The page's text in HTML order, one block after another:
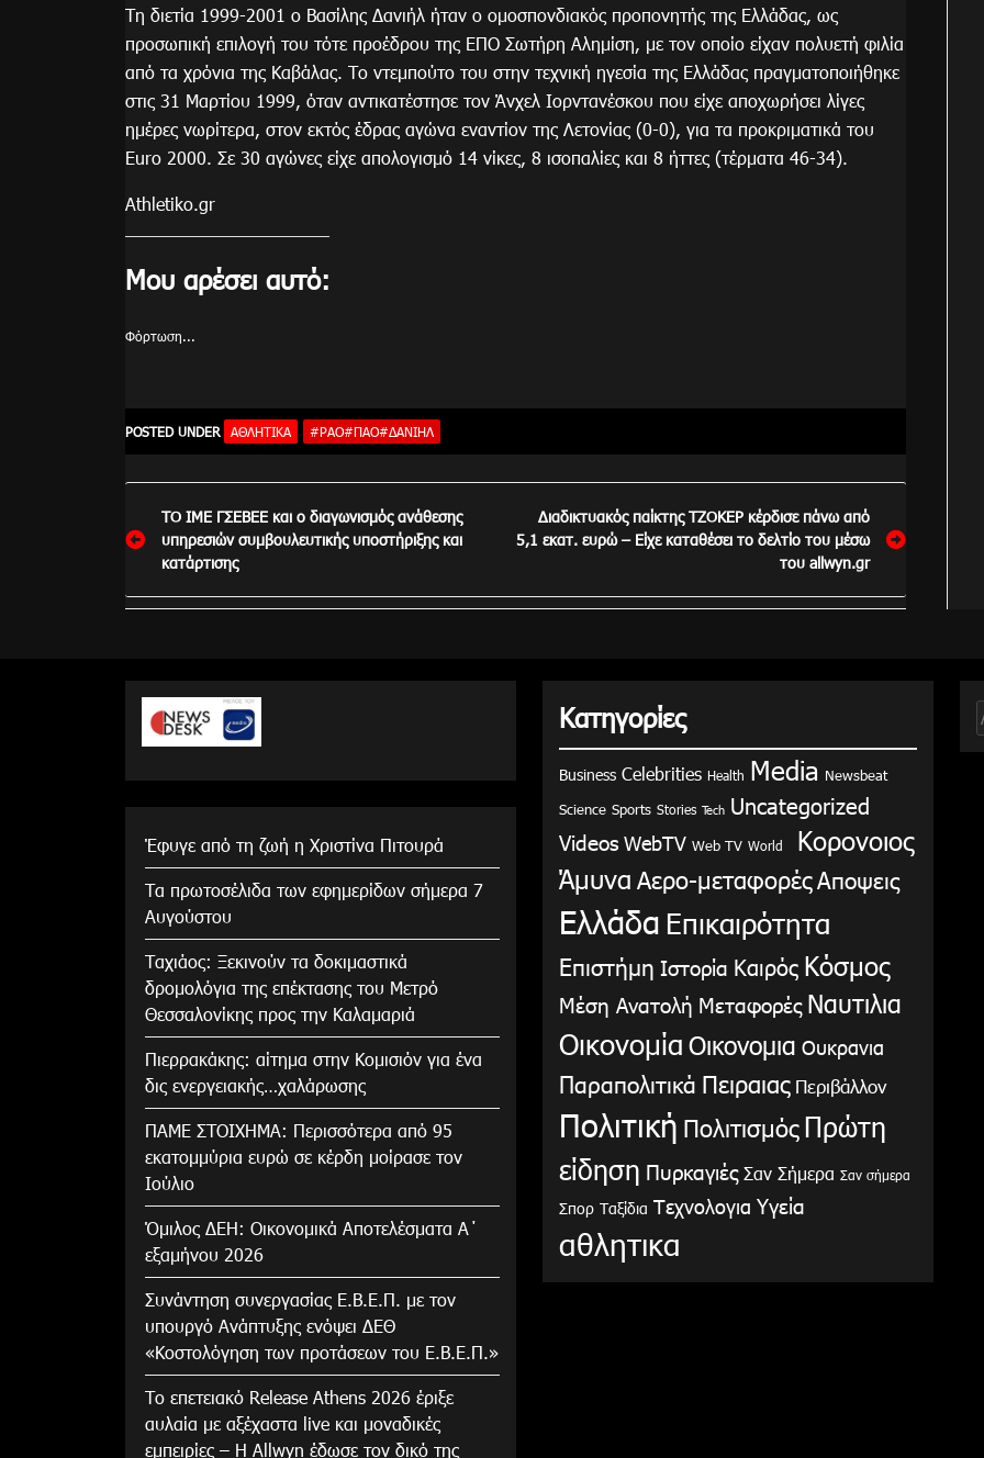
Τη διετία 1999-2001 ο Βασίλης Δανιήλ ήταν ο ομοσπονδιακός προπονητής της Ελλάδας, ως
προσωπική επιλογή του τότε προέδρου της ΕΠΟ Σωτήρη Αλημίση, με τον οποίο είχαν πολυετή φιλία
από τα χρόνια της Καβάλας. Το ντεμπούτο του στην τεχνική ηγεσία της Ελλάδας πραγματοποιήθηκε
στις 31 Μαρτίου 1999, όταν αντικατέστησε τον Άνχελ Ιορντανέσκου που είχε αποχωρήσει λίγες
ημέρες νωρίτερα, στον εκτός έδρας αγώνα εναντίον της Λετονίας (0-0), για τα προκριματικά του
Euro 2000. Σε 30 αγώνες είχε απολογισμό 14 νίκες, 8 ισοπαλίες και 8 ήττες (τέρματα 46-34).
Athletiko.gr
Μου αρέσει αυτό:
Φόρτωση...
POSTED UNDER ΑΘΛΗΤΙΚΑ #PAO#ΠΑΟ#ΔΑΝΙΉΛ
Πλοήγηση
άρθρων
ΤΟ ΙΜΕ ΓΣΕΒΕΕ και ο διαγωνισμός ανάθεσης
υπηρεσιών συμβουλευτικής υποστήριξης και
κατάρτισης
Διαδικτυακός παίκτης ΤΖΟΚΕΡ κέρδισε πάνω από
5,1 εκατ. ευρώ – Είχε καταθέσει το δελτίο του μέσω
του allwyn.gr
Έφυγε από τη ζωή η Χριστίνα Πιτουρά
Τα πρωτοσέλιδα των εφημερίδων σήμερα 7
Αυγούστου
Tαχιάος: Ξεκινούν τα δοκιμαστικά
δρομολόγια της επέκτασης του Μετρό
Θεσσαλονίκης προς την Καλαμαριά
Πιερρακάκης: αίτημα στην Κομισιόν για ένα
δις ενεργειακής…χαλάρωσης
ΠΑΜΕ ΣΤΟΙΧΗΜΑ: Περισσότερα από 95
εκατομμύρια ευρώ σε κέρδη μοίρασε τον
Ιούλιο
Όμιλος ΔΕΗ: Οικονομικά Αποτελέσματα Α΄
εξαμήνου 2026
Συνάντηση συνεργασίας Ε.Β.Ε.Π. με τον
υπουργό Ανάπτυξης ενόψει ΔΕΘ
«Κοστολόγηση των προτάσεων του Ε.Β.Ε.Π.»
Το επετειακό Release Athens 2026 έριξε
αυλαία με αξέχαστα live και μοναδικές
εμπειρίες – Η Allwyn έδωσε τον δικό της
Κατηγορίες
Business Celebrities Health Media Newsbeat
Science Sports Stories Tech Uncategorized
Videos WebTV Web TV World
Κορονοιος
Άμυνα Αερο-μεταφορέςΑποψεις
Ελλάδα Επικαιρότητα
Επιστήμη Ιστορία Καιρός Κόσμος
Μέση Ανατολή Μεταφορές Ναυτιλια
Οικονομία Οικονομια Ουκρανια
Παραπολιτικά Πειραιας Περιβάλλον
Πολιτική Πολιτισμός Πρώτη
είδηση Πυρκαγιές Σαν Σήμερα Σαν σήμερα
Σπορ Ταξίδια Τεχνολογια Υγεία
αθλητικα